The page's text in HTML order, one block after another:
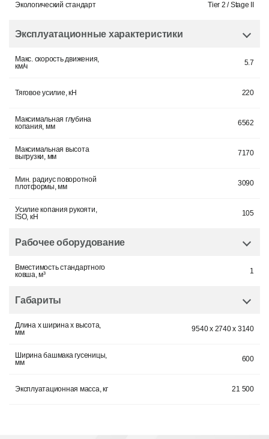
Экологический стандарт Tier 2 / Stage II
Эксплуатационные характеристики
Макс. скорость движения,
км/ч
5.7
Тяговое усилие, кН 220
Максимальная глубина
копания, мм
6562
Максимальная высота
выгрузки, мм
7170
Мин. радиус поворотной
плотформы, мм
3090
Усилие копания рукояти,
ISO, кН
105
Рабочее оборудование
Вместимость стандартного
ковша, м³
1
Габариты
Длина x ширина x высота,
мм
9540 x 2740 x 3140
Ширина башмака гусеницы,
мм
600
Эксплуатационная масса, кг 21 500